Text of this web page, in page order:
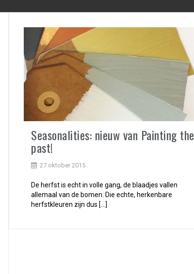
Seasonalities: nieuw van Painting the
past!
27 oktober 2015
De herfst is echt in volle gang, de blaadjes vallen
allemaal van de bomen. Die echte, herkenbare
herfstkleuren zijn dus […]